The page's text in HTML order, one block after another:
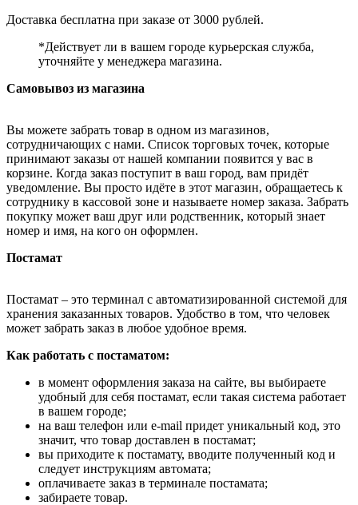
Доставка бесплатна при заказе от 3000 рублей.
*Действует ли в вашем городе курьерская служба,
уточняйте у менеджера магазина.
Самовывоз из магазина
Вы можете забрать товар в одном из магазинов,
сотрудничающих с нами. Список торговых точек, которые
принимают заказы от нашей компании появится у вас в
корзине. Когда заказ поступит в ваш город, вам придёт
уведомление. Вы просто идёте в этот магазин, обращаетесь к
сотруднику в кассовой зоне и называете номер заказа. Забрать
покупку может ваш друг или родственник, который знает
номер и имя, на кого он оформлен.
Постамат
Постамат – это терминал с автоматизированной системой для
хранения заказанных товаров. Удобство в том, что человек
может забрать заказ в любое удобное время.
Как работать с постаматом:
в момент оформления заказа на сайте, вы выбираете
удобный для себя постамат, если такая система работает
в вашем городе;
на ваш телефон или e-mail придет уникальный код, это
значит, что товар доставлен в постамат;
вы приходите к постамату, вводите полученный код и
следует инструкциям автомата;
оплачиваете заказ в терминале постамата;
забираете товар.